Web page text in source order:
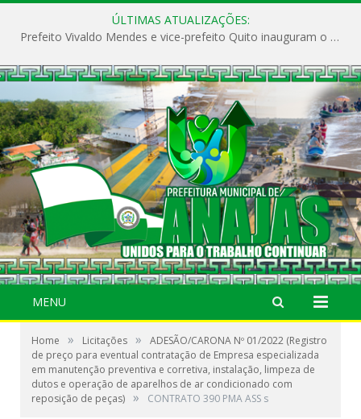
ÚLTIMAS ATUALIZAÇÕES:
Prefeito Vivaldo Mendes e vice-prefeito Quito inauguram o CAPS e fortalecem a saúde pública em Anajás.
MENU
Home » Licitações »
ADESÃO/CARONA Nº 01/2022 (Registro
de preço para eventual contratação de Empresa especializada
em manutenção preventiva e corretiva, instalação, limpeza de
dutos e operação de aparelhos de ar condicionado com
reposição de peças) » CONTRATO 390 PMA ASS s